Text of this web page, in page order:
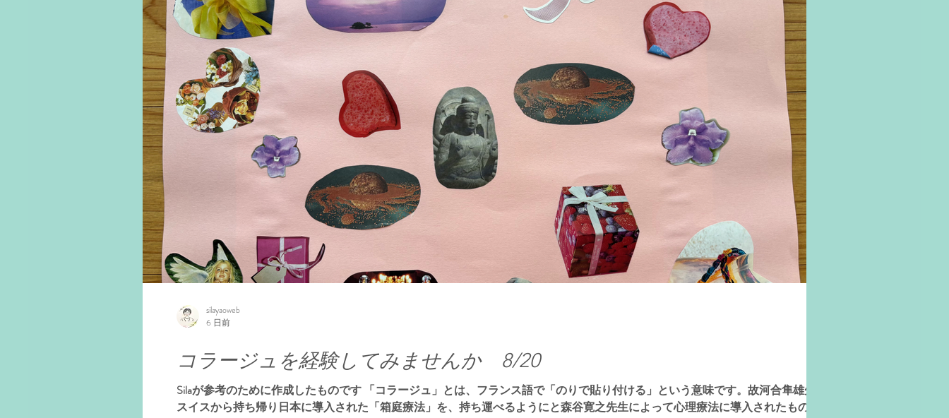
コラージュを経験してみませんか 8/20
Silaが参考のために作成したものです 「コラージュ」とは、フランス語で「のりで貼り付ける」という意味です。故河合隼雄先生が
スイスから持ち帰り日本に導入された「箱庭療法」を、持ち運べるようにと森谷寛之先生によって心理療法に導入されたもので
silayaoweb
6 日前